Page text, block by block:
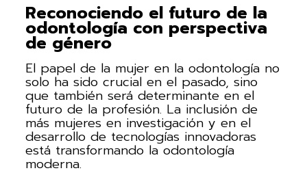
Reconociendo el futuro de la
odontología con perspectiva
de género
El papel de la mujer en la odontología no
solo ha sido crucial en el pasado, sino
que también será determinante en el
futuro de la profesión. La inclusión de
más mujeres en investigación y en el
desarrollo de tecnologías innovadoras
está transformando la odontología
moderna.